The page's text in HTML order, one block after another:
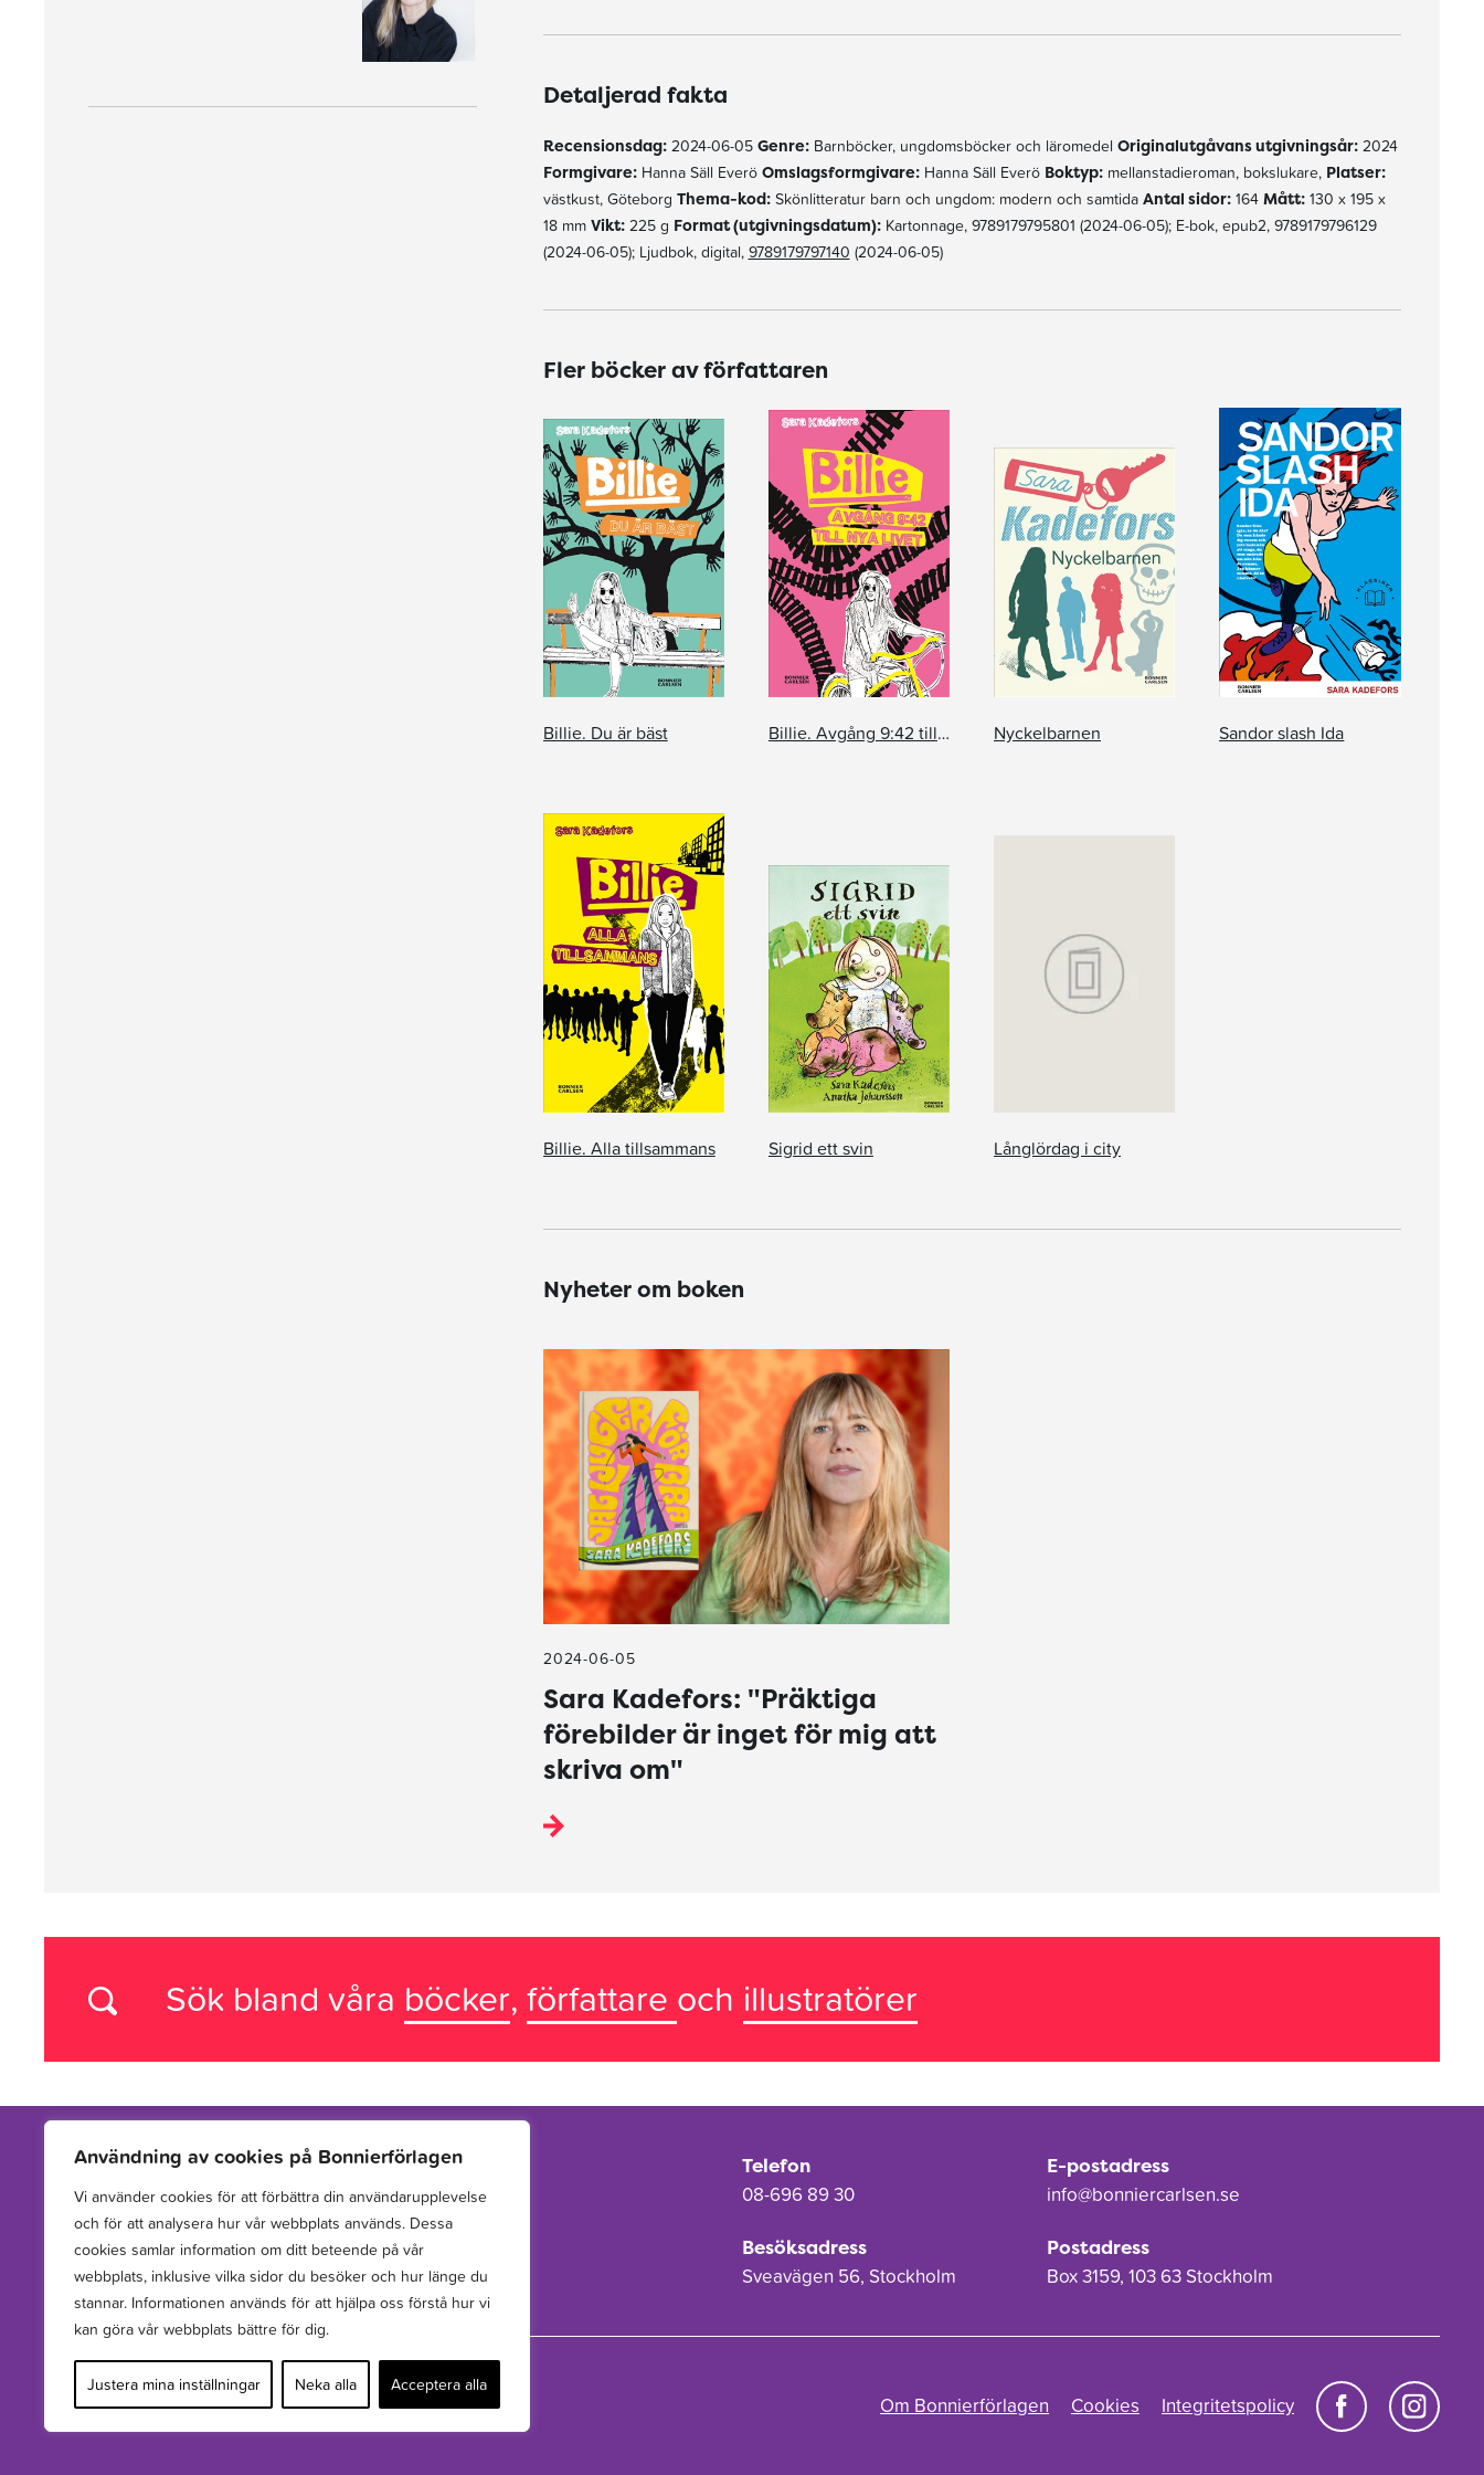
Användning av cookies på Bonnierförlagen
Vi använder cookies för att förbättra din användarupplevelse
och för att analysera hur vår webbplats används. Dessa
cookies samlar information om ditt beteende på vår
webbplats, inklusive vilka sidor du besöker och hur länge du
stannar. Informationen används för att hjälpa oss förstå hur vi
kan göra vår webbplats bättre för dig.
Justera mina inställningar Neka alla Acceptera alla
Detaljerad fakta
Recensionsdag:2024-06-05 Genre:Barnböcker, ungdomsböcker och läromedel Originalutgåvans utgivningsår:2024
Formgivare:Hanna Säll Everö Omslagsformgivare:Hanna Säll Everö Boktyp:mellanstadieroman, bokslukare, Platser:
västkust, Göteborg Thema-kod:Skönlitteratur barn och ungdom: modern och samtida Antal sidor:164 Mått:130 x 195 x
18 mm Vikt:225 g Format (utgivningsdatum):Kartonnage, 9789179795801 (2024-06-05); E-bok, epub2, 9789179796129
(2024-06-05); Ljudbok, digital, 9789179797140 (2024-06-05)
Fler böcker av författaren
Billie. Du är bäst Billie. Avgång 9:42 till nya livet Nyckelbarnen Sandor slash Ida
Billie. Alla tillsammans Sigrid ett svin Långlördag i city
Nyheter om boken
2024-06-05
Sara Kadefors: "Präktiga
förebilder är inget för mig att
skriva om"
Sök bland våra böcker,författare och illustratörer
Vi arbetar med att hitta, utveckla, publicera och sprida
berättelser för barn och unga.
Telefon
08-696 89 30
E-postadress
info@bonniercarlsen.se
Besöksadress
Sveavägen 56, Stockholm
Postadress
Box 3159, 103 63 Stockholm
Om Bonnierförlagen Cookies Integritetspolicy